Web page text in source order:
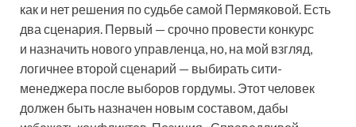
как и нет решения по судьбе самой Пермяковой. Есть
два сценария. Первый — срочно провести конкурс
и назначить нового управленца, но, на мой взгляд,
логичнее второй сценарий — выбирать сити-
менеджера после выборов гордумы. Этот человек
должен быть назначен новым составом, дабы